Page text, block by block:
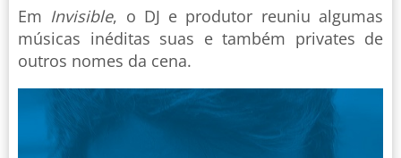
Em Invisible, o DJ e produtor reuniu algumas
músicas inéditas suas e também privates de
outros nomes da cena.